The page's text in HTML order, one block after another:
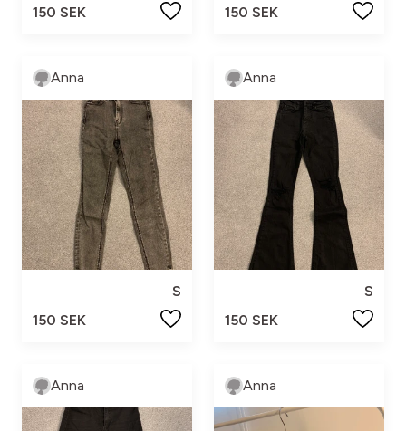
150 SEK 150 SEK
Anna
S
150 SEK
Anna
S
150 SEK
Anna Anna